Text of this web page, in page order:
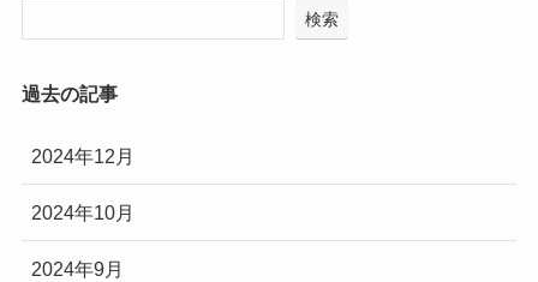
検索
過去の記事
2024年12月
2024年10月
2024年9月